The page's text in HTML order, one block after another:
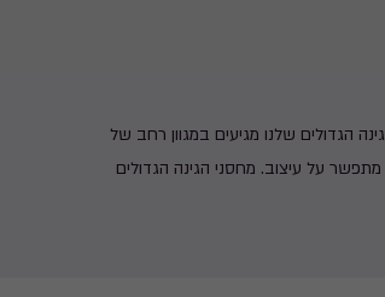
הגדולים שלנו מגיעים במגוון רחב של
על עיצוב. מחסני הגינה הגדולים
חובה בכל גינה או מרפסת גדולה.